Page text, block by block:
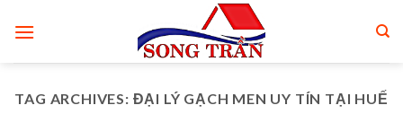
TAG ARCHIVES: ĐẠI LÝ GẠCH MEN UY TÍN TẠI HUẾ